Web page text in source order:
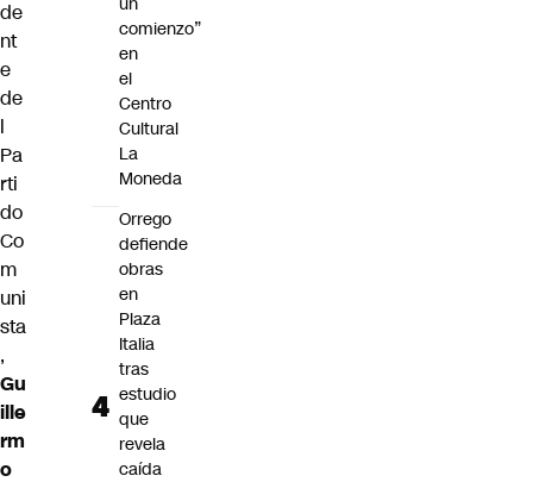
de
nt
e
de
l
Pa
rti
do
Co
m
uni
sta
,
Gu
ille
rm
o
comienzo”
en
el
Centro
Cultural
La
Moneda
Orrego
defiende
obras
en
Plaza
Italia
tras
estudio
que
revela
caída